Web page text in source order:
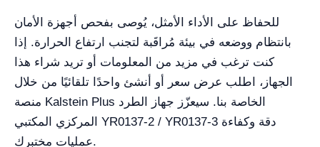
للحفاظ على الأداء الأمثل، يُوصى بفحص أجهزة الأمان
بانتظام ووضعه في بيئة مُراقَبة لتجنب ارتفاع الحرارة. إذا
كنت ترغب في مزيد من المعلومات أو تريد شراء هذا
الجهاز، اطلب عرض سعر أو أنشئ واحدًا تلقائيًا من خلال
منصة Kalstein Plus الخاصة بنا. سيعزّز جهاز الطرد
المركزي المكتبي YR0137-2 / YR0137-3 دقة وكفاءة
عمليات مختبرك.